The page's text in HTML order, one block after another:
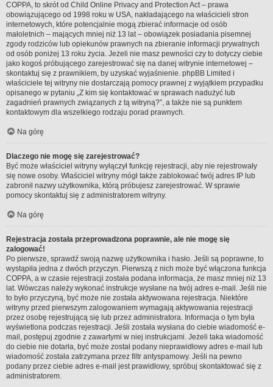
COPPA, to skrót od Child Online Privacy and Protection Act – prawa
obowiązującego od 1998 roku w USA, nakładającego na właścicieli stron
internetowych, które potencjalnie mogą zbierać informacje od osób
małoletnich – mających mniej niż 13 lat – obowiązek posiadania pisemnej
zgody rodziców lub opiekunów prawnych na zbieranie informacji prywatnych
od osób poniżej 13 roku życia. Jeżeli nie masz pewności czy to dotyczy ciebie
jako kogoś próbującego zarejestrować się na danej witrynie internetowej –
skontaktuj się z prawnikiem, by uzyskać wyjaśnienie. phpBB Limited i
właściciele tej witryny nie dostarczają pomocy prawnej z wyjątkiem przypadku
opisanego w pytaniu „Z kim się kontaktować w sprawach nadużyć lub
zagadnień prawnych związanych z tą witryną?”, a także nie są punktem
kontaktowym dla wszelkiego rodzaju porad prawnych.
Na górę
Dlaczego nie mogę się zarejestrować?
Być może właściciel witryny wyłączył funkcję rejestracji, aby nie rejestrowały
się nowe osoby. Właściciel witryny mógł także zablokować twój adres IP lub
zabronił nazwy użytkownika, którą próbujesz zarejestrować. W sprawie
pomocy skontaktuj się z administratorem witryny.
Na górę
Rejestracja została przeprowadzona poprawnie, ale nie mogę się
zalogować!
Po pierwsze, sprawdź swoją nazwę użytkownika i hasło. Jeśli są poprawne, to
wystąpiła jedna z dwóch przyczyn. Pierwszą z nich może być włączona funkcja
COPPA, a w czasie rejestracji została podana informacja, że masz mniej niż 13
lat. Wówczas należy wykonać instrukcje wysłane na twój adres e-mail. Jeśli nie
to było przyczyną, być może nie została aktywowana rejestracja. Niektóre
witryny przed pierwszym zalogowaniem wymagają aktywowania rejestracji
przez osobę rejestrującą się lub przez administratora. Informacja o tym była
wyświetlona podczas rejestracji. Jeśli została wysłana do ciebie wiadomość e-
mail, postępuj zgodnie z zawartymi w niej instrukcjami. Jeżeli taka wiadomość
do ciebie nie dotarła, być może został podany nieprawidłowy adres e-mail lub
wiadomość została zatrzymana przez filtr antyspamowy. Jeśli na pewno
podany przez ciebie adres e-mail jest prawidłowy, spróbuj skontaktować się z
administratorem.